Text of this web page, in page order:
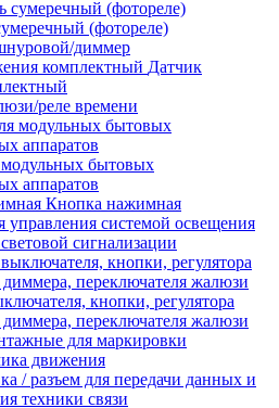
(фотореле)
диммер
Датчик
реле времени
модульных бытовых
аппаратов
Кнопка нажимная
управления системой освещения
сигнализации
кнопки, регулятора
переключателя жалюзи
для маркировки
движения